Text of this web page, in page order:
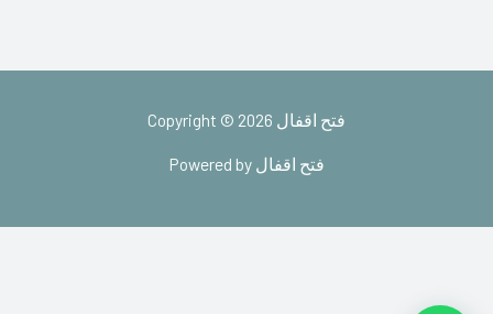
Copyright © 2026 فتح اقفال
Powered by فتح اقفال